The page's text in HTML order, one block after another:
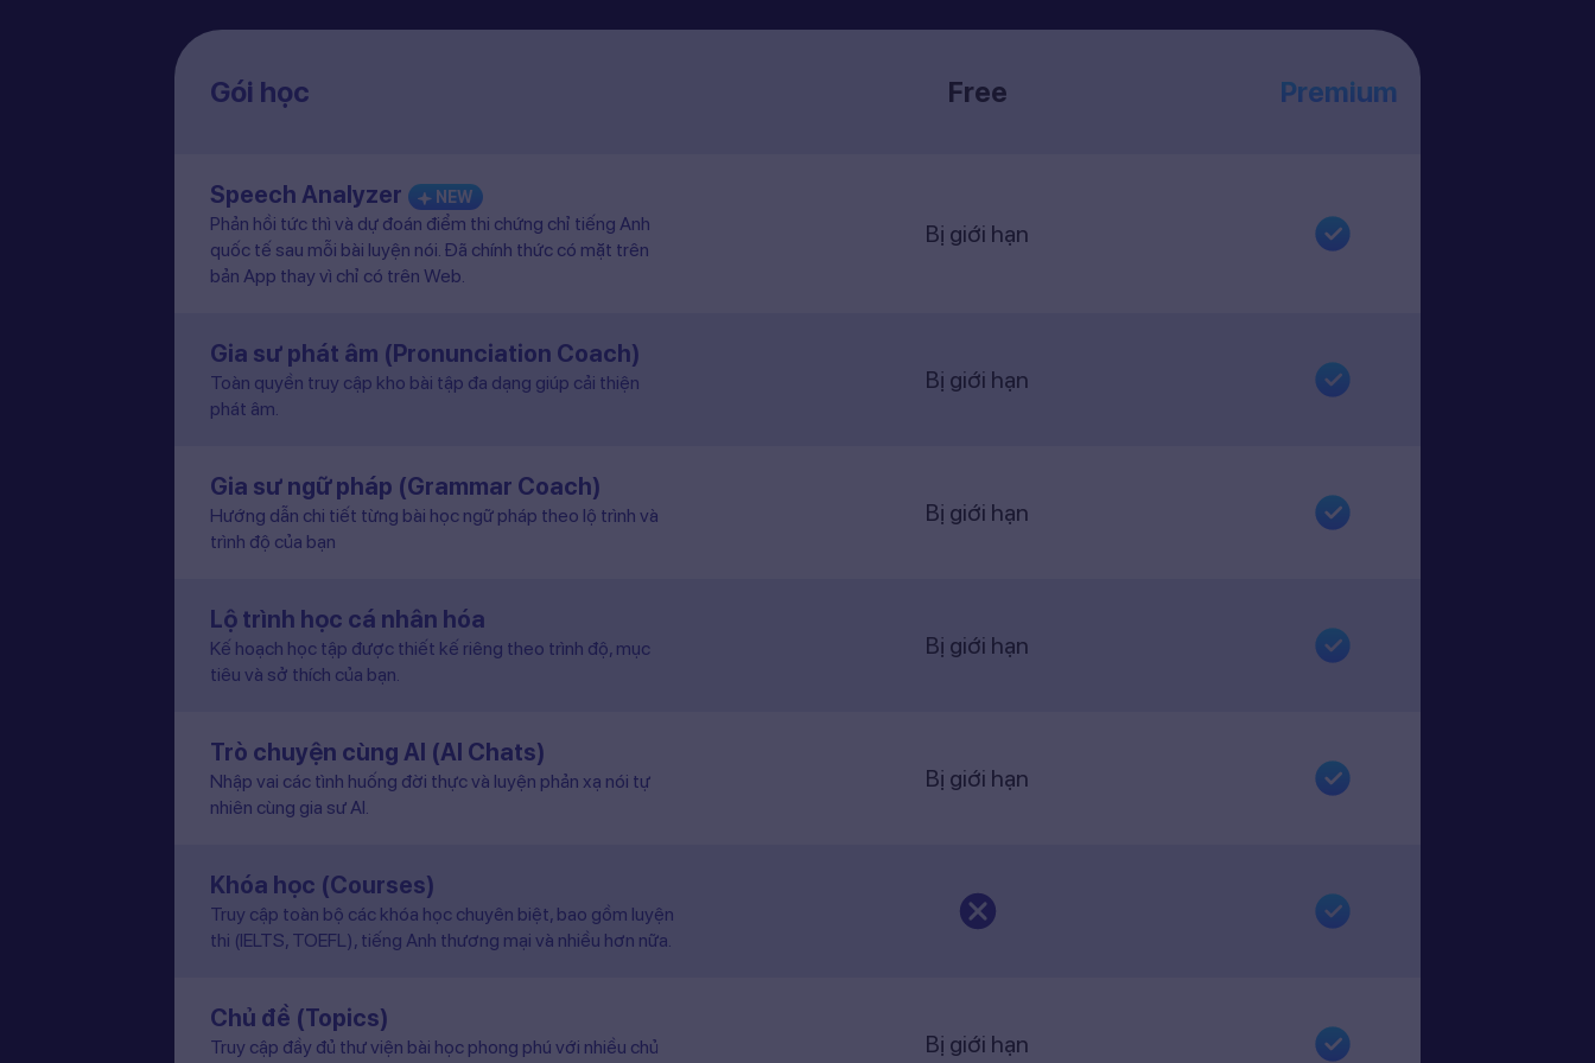
Gói học Free Premium
Speech Analyzer NEW
Phản hồi tức thì và dự đoán điểm thi chứng chỉ tiếng Anh
quốc tế sau mỗi bài luyện nói. Đã chính thức có mặt trên
bản App thay vì chỉ có trên Web.
Bị giới hạn
Gia sư phát âm (Pronunciation Coach)
Toàn quyền truy cập kho bài tập đa dạng giúp cải thiện
phát âm.
Bị giới hạn
Gia sư ngữ pháp (Grammar Coach)
Hướng dẫn chi tiết từng bài học ngữ pháp theo lộ trình và
trình độ của bạn
Bị giới hạn
Lộ trình học cá nhân hóa
Kế hoạch học tập được thiết kế riêng theo trình độ, mục
tiêu và sở thích của bạn.
Bị giới hạn
Trò chuyện cùng AI (AI Chats)
Nhập vai các tình huống đời thực và luyện phản xạ nói tự
nhiên cùng gia sư AI.
Bị giới hạn
Khóa học (Courses)
Truy cập toàn bộ các khóa học chuyên biệt, bao gồm luyện
thi (IELTS, TOEFL), tiếng Anh thương mại và nhiều hơn nữa.
Chủ đề (Topics)
Truy cập đầy đủ thư viện bài học phong phú với nhiều chủ
Bị giới hạn